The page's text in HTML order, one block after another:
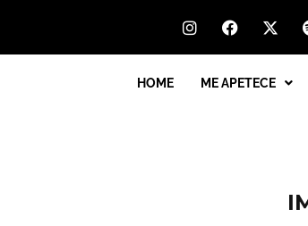
HOME ME APETECE